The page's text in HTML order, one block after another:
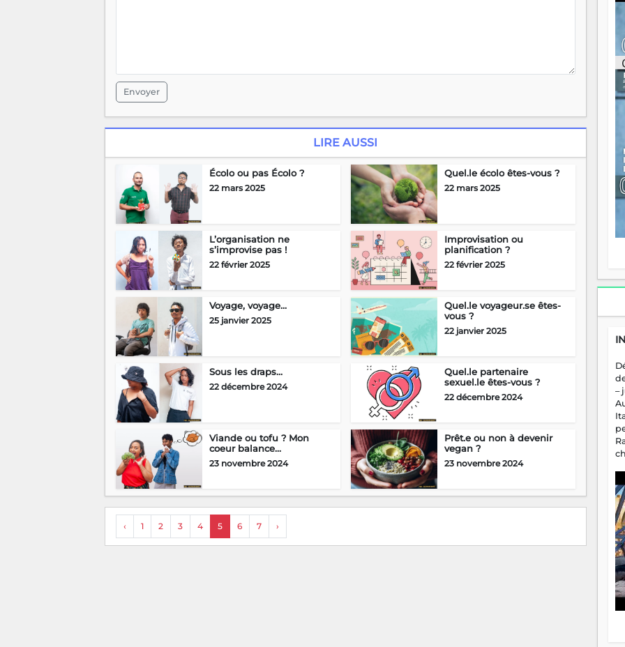
Envoyer
LIRE AUSSI
Écolo ou pas Écolo ?
22 mars 2025
Quel.le écolo êtes-vous ?
22 mars 2025
L’organisation ne
s’improvise pas !
22 février 2025
Improvisation ou
planification ?
22 février 2025
Voyage, voyage…
25 janvier 2025
Quel.le voyageur.se êtes-
vous ?
22 janvier 2025
Sous les draps…
22 décembre 2024
Quel.le partenaire
sexuel.le êtes-vous ?
22 décembre 2024
Viande ou tofu ? Mon
coeur balance…
23 novembre 2024
Prêt.e ou non à devenir
vegan ?
23 novembre 2024
‹ 1 2 3 4 5 6 7 ›
–